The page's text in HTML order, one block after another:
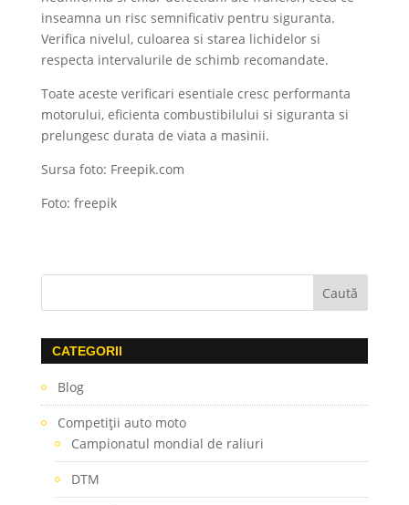
inseamna un risc semnificativ pentru siguranta.
Verifica nivelul, culoarea si starea lichidelor si
respecta intervalurile de schimb recomandate.
Toate aceste verificari esentiale cresc performanta
motorului, eficienta combustibilului si siguranta si
prelungesc durata de viata a masinii.
Sursa foto: Freepik.com
Foto: freepik
CATEGORII
Blog
Competiţii auto moto
Campionatul mondial de raliuri
DTM